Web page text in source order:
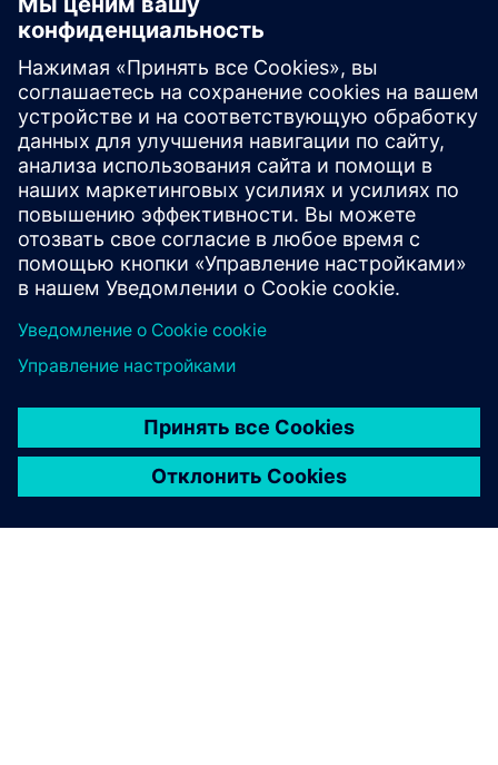
Прочитайте отзыв о G2
Отличный инструмент для 3D-
моделирования и черчения
Проверенный пользователь в авиации и
аэрокосмической промышленности, корпоративный
заказчик
Прочитайте отзыв о G2